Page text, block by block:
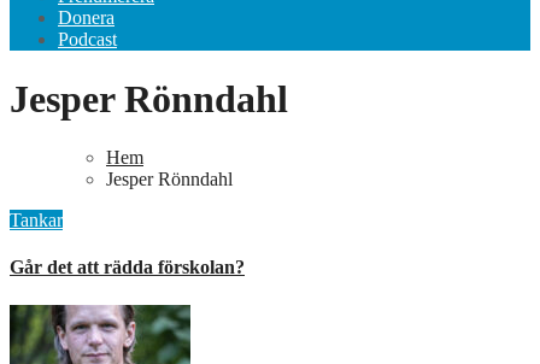
Donera
Podcast
Jesper Rönndahl
Hem
Jesper Rönndahl
Tankar
Går det att rädda förskolan?